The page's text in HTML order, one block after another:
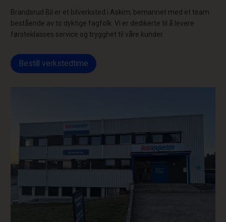
Brandsrud Bil er et bilverksted i Askim, bemannet med et team
bestående av to dyktige fagfolk. Vi er dedikerte til å levere
førsteklasses service og trygghet til våre kunder.
Bestill verkstedtime